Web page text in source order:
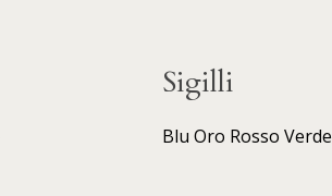
Sigilli
Blu Oro Rosso Verde